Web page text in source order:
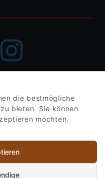
GarniGarni
Hotel
Am
die bestmögliche
bieten. Sie können
möchten.